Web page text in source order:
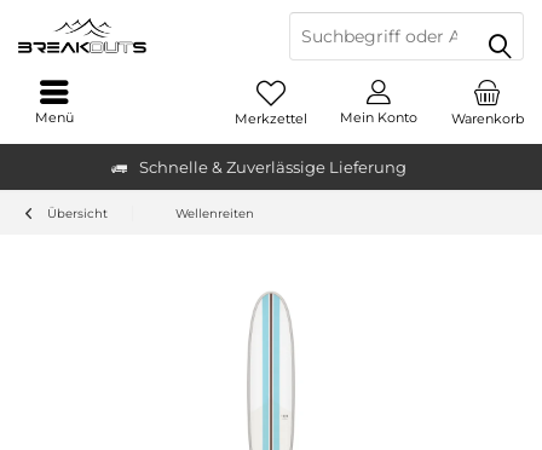
Schnelle & Zuverlässige Lieferung
Warenkorb
Merkzettel Mein Konto
Menü
Übersicht Wellenreiten